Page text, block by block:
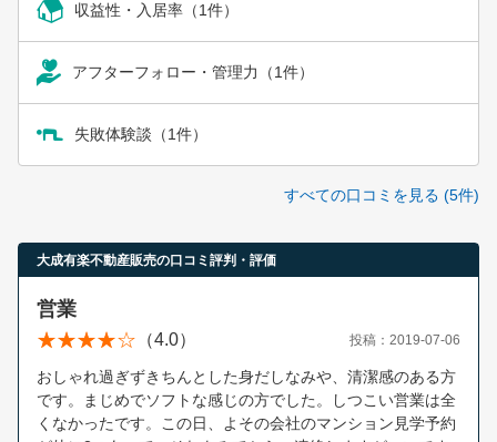
収益性・入居率（1件）
アフターフォロー・管理力（1件）
失敗体験談（1件）
すべての口コミを見る (5件)
大成有楽不動産販売の口コミ評判・評価
営業
（4.0） 投稿：2019-07-06
おしゃれ過ぎずきちんとした身だしなみや、清潔感のある方
です。まじめでソフトな感じの方でした。しつこい営業は全
くなかったです。この日、よその会社のマンション見学予約